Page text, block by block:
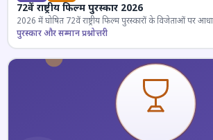
72वें राष्ट्रीय फिल्म पुरस्कार 2026
2026 में घोषित 72वें राष्ट्रीय फिल्म पुरस्कारों के विजेताओं पर
पुरस्कार और सम्मान प्रश्नोत्तरी